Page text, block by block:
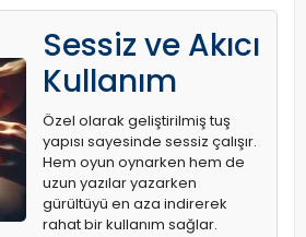
Sessiz ve Akıcı
Kullanım
Özel olarak geliştirilmiş tuş
yapısı sayesinde sessiz çalışır.
Hem oyun oynarken hem de
uzun yazılar yazarken
gürültüyü en aza indirerek
rahat bir kullanım sağlar.